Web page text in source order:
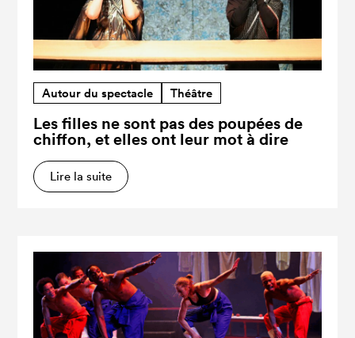
Autour du spectacle Théâtre
Les filles ne sont pas des poupées de
chiffon, et elles ont leur mot à dire
Lire la suite